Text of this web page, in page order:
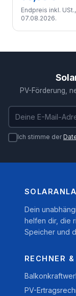
Endpreis inkl.
07.08.2026.
PV-Förderung,
E-Mail-Adresse
Ich stimme der
Dein
helfen dir, die
Speicher und
RECHNER
PV-